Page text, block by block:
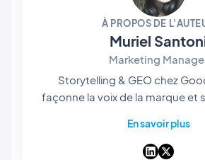
À PROPOS DE
Muriel
Marketing
Storytelling & GEO chez
façonne la voix de la marque et
et — de plus en plus — la
ressortent dans les réponses
En savoir plus